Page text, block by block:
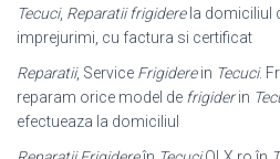
Tecuci, Reparatii frigiderela domiciliul
imprejurimi, cu factura si certificat
Reparatii, Service Frigiderein Tecuci.
reparam orice model de frigiderin
efectueaza la domiciliul